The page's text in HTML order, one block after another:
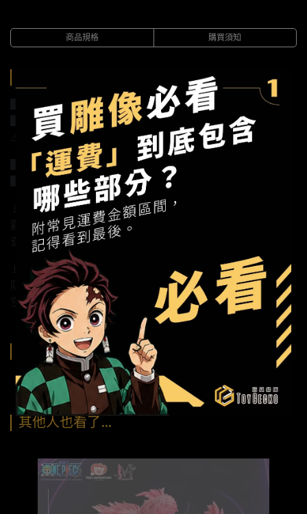
商品規格 購買須知
▋作品規格：1：6，確切尺寸待公布
▋建議售價：全款13360元/訂金4460元
⚠️金額已含稅金，未含國際運費
▋材質說明：樹脂
▋預計發行時間：2023年第四季
🚩大家最近都在討論哪一款作品？
歡迎加入TOYER社群：https://reurl.cc/KxyLxR
查看最新預購商品：https://reurl.cc/E2qL2A
🚩TOYER複合式展間《玩具給庫》
防疫因應措施：https://reurl.cc/L0vZRL
空間租賃說明：https://reurl.cc/kV43Zq
購買須知
其他人也看了…